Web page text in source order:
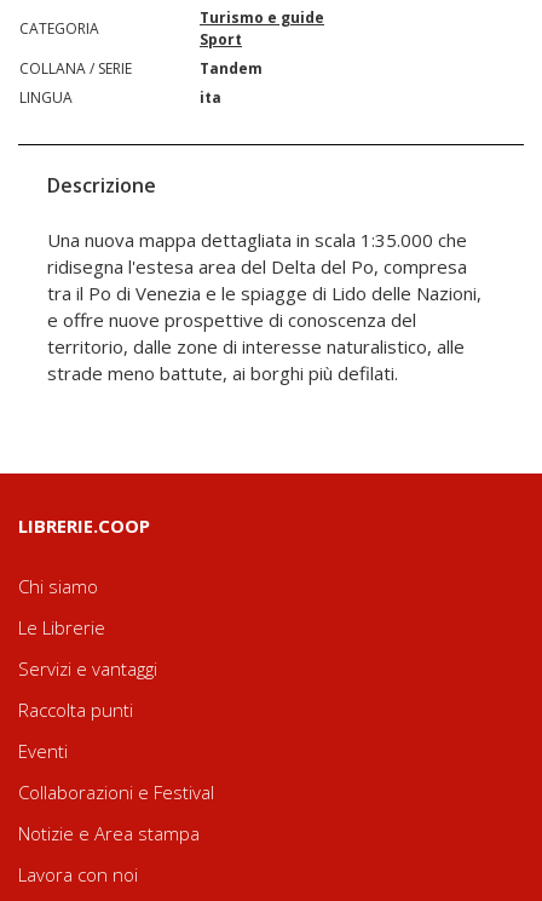
CATEGORIA
Turismo e guide
Sport
COLLANA / SERIE
Tandem
LINGUA
ita
Descrizione
Una nuova mappa dettagliata in scala 1:35.000 che
ridisegna l'estesa area del Delta del Po, compresa
tra il Po di Venezia e le spiagge di Lido delle Nazioni,
e offre nuove prospettive di conoscenza del
territorio, dalle zone di interesse naturalistico, alle
strade meno battute, ai borghi più defilati.
LIBRERIE.COOP
Chi siamo
Le Librerie
Servizi e vantaggi
Raccolta punti
Eventi
Collaborazioni e Festival
Notizie e Area stampa
Lavora con noi